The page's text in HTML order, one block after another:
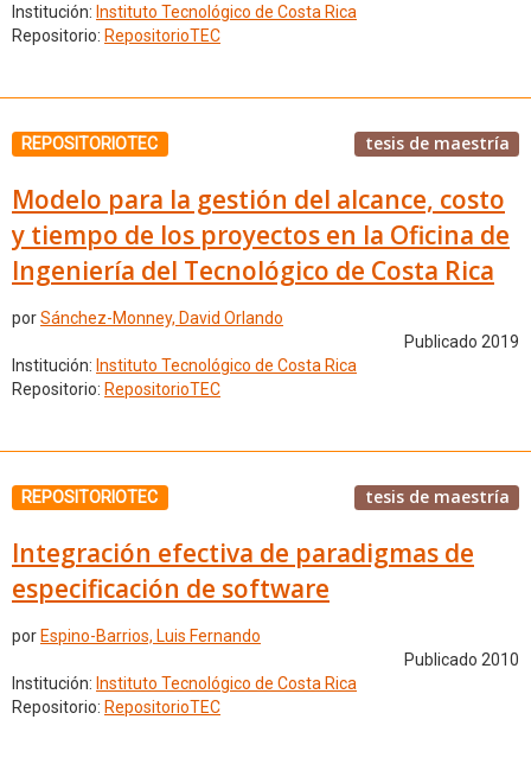
Institución: Instituto Tecnológico de Costa Rica
Repositorio: RepositorioTEC
REPOSITORIOTEC tesis de maestría
Modelo para la gestión del alcance, costo
y tiempo de los proyectos en la Oficina de
Ingeniería del Tecnológico de Costa Rica
porSánchez-Monney, David Orlando
Publicado 2019
Institución: Instituto Tecnológico de Costa Rica
Repositorio: RepositorioTEC
REPOSITORIOTEC tesis de maestría
Integración efectiva de paradigmas de
especificación de software
por Espino-Barrios, Luis Fernando
Publicado 2010
Institución: Instituto Tecnológico de Costa Rica
Repositorio: RepositorioTEC